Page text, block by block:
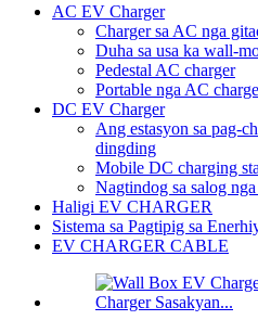
AC EV Charger
Charger sa AC nga
Duha sa usa ka wall-
Pedestal AC charger
Portable nga AC
DC EV Charger
Ang estasyon sa pag-
dingding
Mobile DC charging
Nagtindog sa salog
Haligi EV CHARGER
Sistema sa Pagtipig sa
EV CHARGER CABLE